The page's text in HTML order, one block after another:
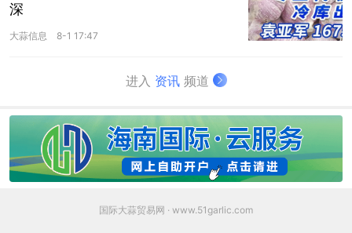
深
大蒜信息 8-1 17:47
进入 资讯频道
国际大蒜贸易网 · www.51garlic.com